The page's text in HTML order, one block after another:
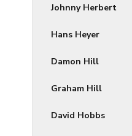
Johnny Herbert
Hans Heyer
Damon Hill
Graham Hill
David Hobbs